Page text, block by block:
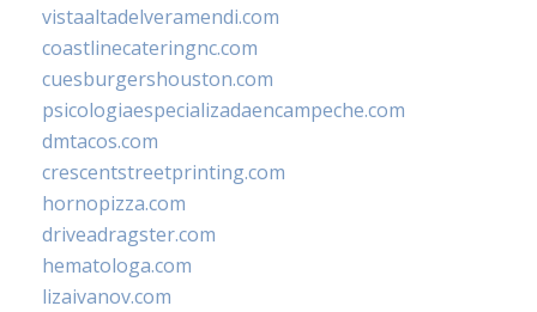
vistaaltadelveramendi.com
coastlinecateringnc.com
cuesburgershouston.com
psicologiaespecializadaencampeche.com
dmtacos.com
crescentstreetprinting.com
hornopizza.com
driveadragster.com
hematologa.com
lizaivanov.com